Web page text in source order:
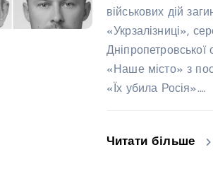
військових дій
«Укрзалізниці»,
«Наше місто» з
«Їх убила Росія».…
Читати більше